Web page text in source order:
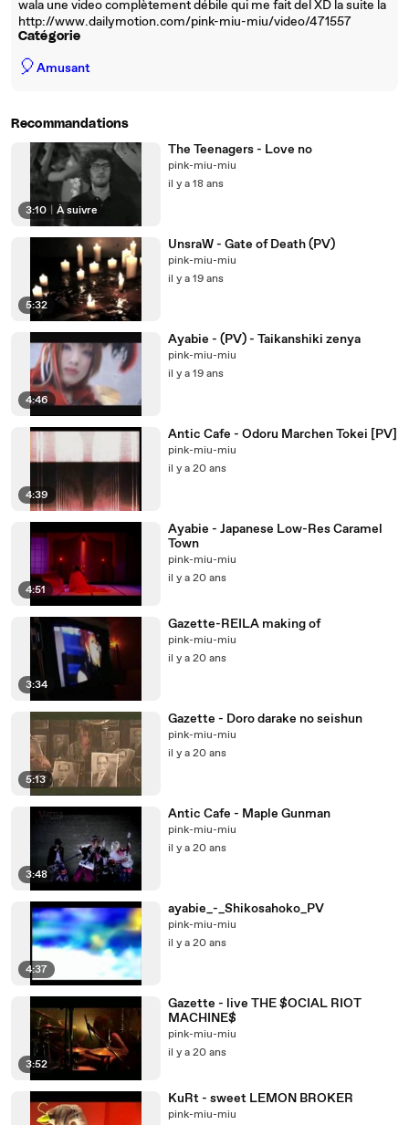
wala une video complètement débile qui me fait del XD la suite la
http://www.dailymotion.com/pink-miu-miu/video/471557
Catégorie
🎈Amusant
Recommandations
3:10 À suivre
The Teenagers - Love no
pink-miu-miu
il y a 18 ans
5:32
UnsraW - Gate of Death (PV)
pink-miu-miu
il y a 19 ans
4:46
Ayabie - (PV) - Taikanshiki zenya
pink-miu-miu
il y a 19 ans
4:39
Antic Cafe - Odoru Marchen Tokei [PV]
pink-miu-miu
il y a 20 ans
4:51
Ayabie - Japanese Low-Res Caramel
Town
pink-miu-miu
il y a 20 ans
3:34
Gazette-REILA making of
pink-miu-miu
il y a 20 ans
5:13
Gazette - Doro darake no seishun
pink-miu-miu
il y a 20 ans
3:48
Antic Cafe - Maple Gunman
pink-miu-miu
il y a 20 ans
4:37
ayabie_-_Shikosahoko_PV
pink-miu-miu
il y a 20 ans
3:52
Gazette - live THE $OCIAL RIOT
MACHINE$
pink-miu-miu
il y a 20 ans
KuRt - sweet LEMON BROKER
pink-miu-miu